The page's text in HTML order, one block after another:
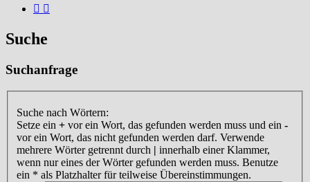
Suche
Suchanfrage
Suche nach Wörtern:
Setze ein + vor ein Wort, das gefunden werden muss und ein -
vor ein Wort, das nicht gefunden werden darf. Verwende
mehrere Wörter getrennt durch | innerhalb einer Klammer,
wenn nur eines der Wörter gefunden werden muss. Benutze
ein * als Platzhalter für teilweise Übereinstimmungen.